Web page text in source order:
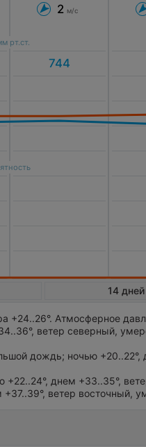
2 м/с
рт.ст.
14 дней
+24..26°. Атмосферное
ветер северный,
дождь; ночью +20..22°,
+22..24°, днем +33..35°,
ветер восточный,